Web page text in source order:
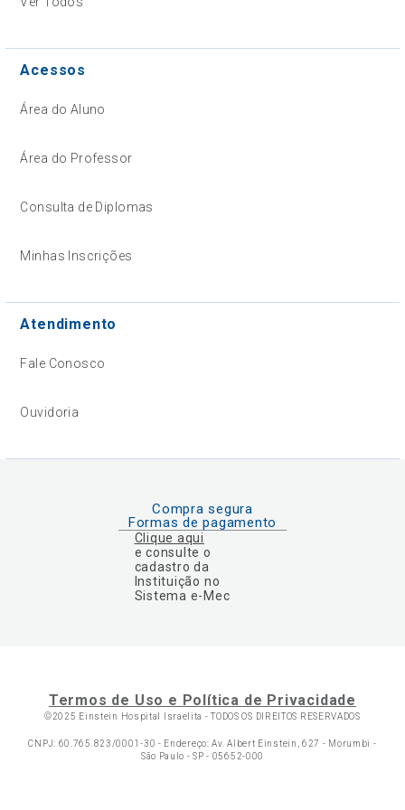
Acessos
Área do Aluno
Área do Professor
Consulta de Diplomas
Minhas Inscrições
Atendimento
Fale Conosco
Ouvidoria
Compra segura
Formas de pagamento
Clique aqui
e consulte o
cadastro da
Instituição no
Sistema e-Mec
Termos de Uso e Política de Privacidade
©2025 Einstein Hospital Israelita -TODOS OS DIREITOS RESERVADOS
CNPJ: 60.765.823/0001-30 - Endereço: Av. Albert Einstein, 627 - Morumbi -
São Paulo - SP - 05652-000